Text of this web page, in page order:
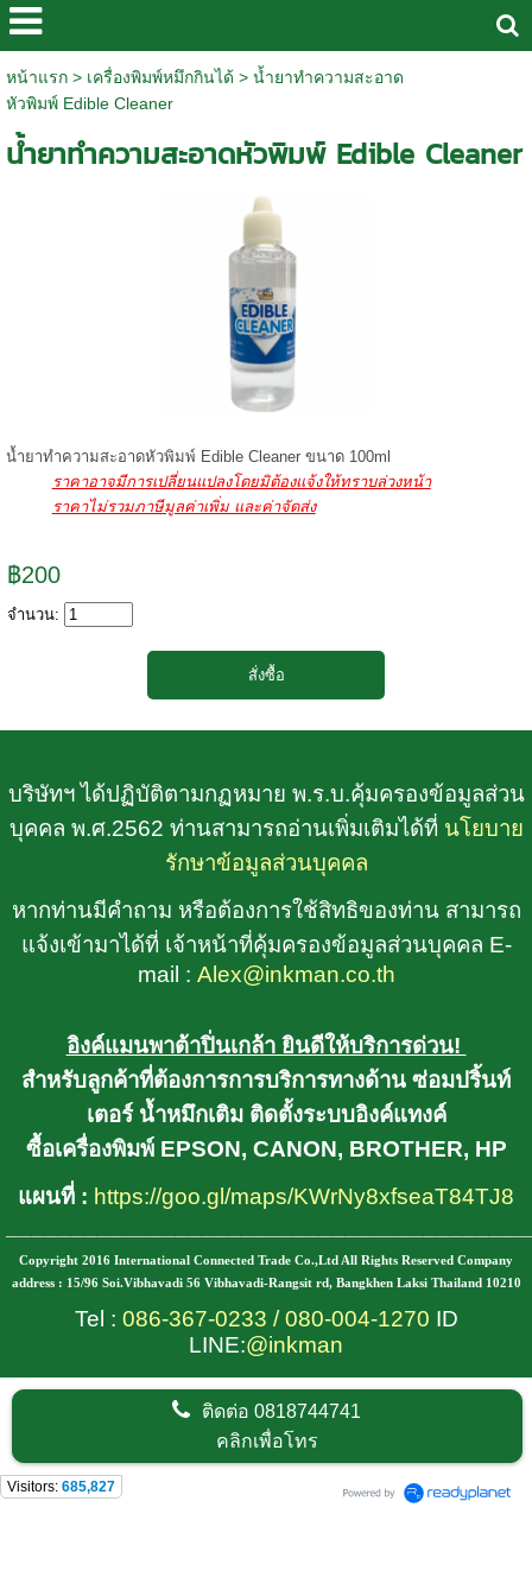
หน้าแรก> เครื่องพิมพ์หมึกกินได้ > น้ำยาทำความสะอาด
หัวพิมพ์ Edible Cleaner
น้ำยาทำความสะอาดหัวพิมพ์ Edible Cleaner
น้ำยาทำความสะอาดหัวพิมพ์ Edible Cleaner ขนาด 100ml
ราคาอาจมีการเปลี่ยนแปลงโดยมิต้องแจ้งให้ทราบล่วงหน้า
ราคาไม่รวมภาษีมูลค่าเพิ่ม และค่าจัดส่ง
฿200
จำนวน:
บริษัทฯ ได้ปฏิบัติตามกฏหมาย พ.ร.บ.คุ้มครองข้อมูลส่วน
บุคคล พ.ศ.2562 ท่านสามารถอ่านเพิ่มเติมได้ที่ นโยบาย
รักษาข้อมูลส่วนบุคคล
หากท่านมีคำถาม หรือต้องการใช้สิทธิของท่าน สามารถ
แจ้งเข้ามาได้ที่ เจ้าหน้าที่คุ้มครองข้อมูลส่วนบุคคล E-
mail : Alex@inkman.co.th
อิงค์แมนพาต้าปิ่นเกล้า ยินดีให้บริการด่วน!
สำหรับลูกค้าที่ต้องการการบริการทางด้าน ซ่อมปริ้นท์
เตอร์ น้ำหมึกเติม ติดตั้งระบบอิงค์แทงค์
ซื้อเครื่องพิมพ์ EPSON, CANON, BROTHER, HP
แผนที่ : https://goo.gl/maps/KWrNy8xfseaT84TJ8
Copyright 2016 International Connected Trade Co.,Ltd All Rights Reserved Company
address : 15/96 Soi.Vibhavadi 56 Vibhavadi-Rangsit rd, Bangkhen Laksi Thailand 10210
Tel : 086-367-0233 /080-004-1270 ID
LINE:@inkman
ติดต่อ0818744741
คลิกเพื่อโทร
Visitors: 685,827